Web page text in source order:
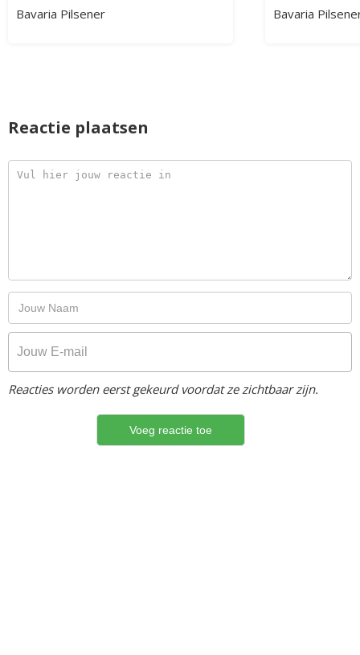
Bavaria Pilsener Bavaria
Reactie plaatsen
Reacties worden eerst gekeurd voordat ze zichtbaar zijn.